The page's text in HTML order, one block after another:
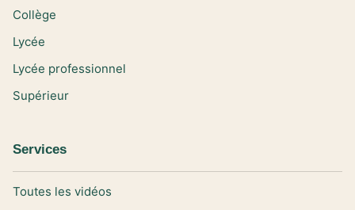
Collège
Lycée
Lycée professionnel
Supérieur
Services
Toutes les vidéos